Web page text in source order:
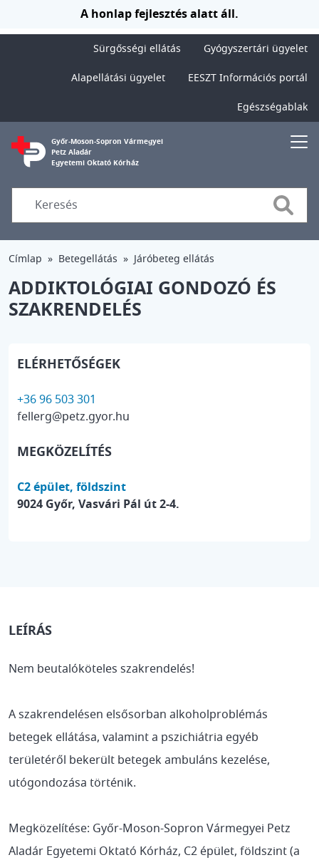
Ugrás a tartalomraA honlap fejlesztés alatt áll.
Sürgősségi ellátás
Gyógyszertári ügyelet
Alapellátási ügyelet
EESZT Információs portál
Egészségablak
Győr-Moson-Sopron Vármegyei
Petz Aladár
Egyetemi Oktató Kórház
Search
Címlap Betegellátás Járóbeteg ellátás
ADDIKTOLÓGIAI GONDOZÓ ÉS
SZAKRENDELÉS
ELÉRHETŐSÉGEK
+36 96 503 301
fellerg@petz.gyor.hu
MEGKÖZELÍTÉS
C2 épület, földszint
9024 Győr, Vasvári Pál út 2-4.
LEÍRÁS
Nem beutalóköteles szakrendelés!
A szakrendelésen elsősorban alkoholproblémás
betegek ellátása, valamint a pszichiátria egyéb
területéről bekerült betegek ambuláns kezelése,
utógondozása történik.
Megközelítése: Győr-Moson-Sopron Vármegyei Petz
Aladár Egyetemi Oktató Kórház, C2 épület, földszint (a